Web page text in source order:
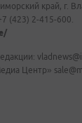
край, г.
(423) 2-415-600.
Центр»